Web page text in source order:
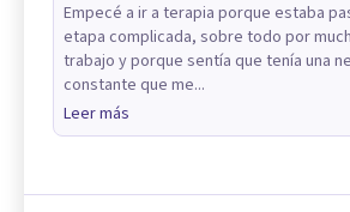
Empecé a ir a terapia porque estaba
etapa complicada, sobre todo por
trabajo y porque sentía que tenía una
constante que me...
Leer más